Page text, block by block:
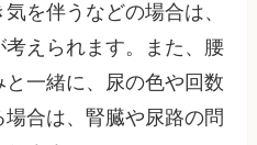
を伴うなどの場合は、
えられます。また、腰
一緒に、尿の色や回数
合は、腎臓や尿路の問